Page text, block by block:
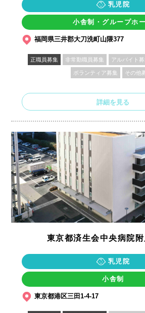
乳児院
小舎制・グループホ
福岡県三井郡大刀洗町山隈377
正職員募集 非常勤職員募集 アルバイト募
ボランティア募集 その他
詳細を見る
東京都済生会中央病院
乳児院
小舎制
東京都港区三田1-4-17